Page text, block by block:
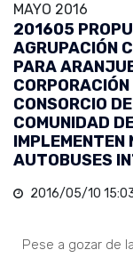
MAYO 2016
201605
AGRUPACIÓN
PARA
CONSORCIO
COMUNIDAD
IMPLEMENTEN
AUTOBUSES
2016/05/10
Pese a gozar de